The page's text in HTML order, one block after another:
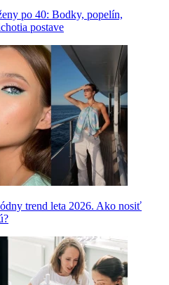
po 40: Bodky, popelín,
postave
trend leta 2026. Ako nosiť